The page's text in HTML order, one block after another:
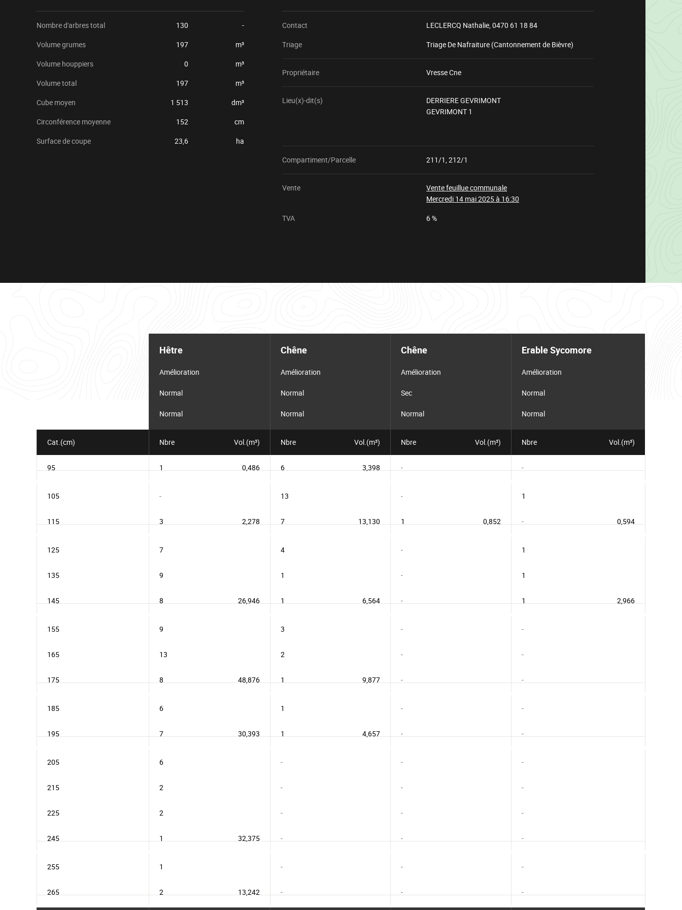
Nombre d'arbres total 130
-
Volume grumes
197
m³
Volume houppiers
0
m³
Volume total
197
m³
Cube moyen
1 513
dm³
Circonférence moyenne
152
cm
Surface de coupe
23,6 ha
Contact LECLERCQ Nathalie,0470 61 18 84
Triage
Triage De Nafraiture (Cantonnement de Bièvre)
Propriétaire Vresse Cne
Lieu(x)-dit(s)
DERRIERE GEVRIMONT
GEVRIMONT 1
Compartiment/Parcelle 211/1, 212/1
Vente
Vente feuillue communale
Mercredi 14 mai 2025 à 16:30
TVA 6 %
Hêtre Chêne Chêne Erable Sycomore
Amélioration Amélioration Amélioration Amélioration
Normal Normal Sec Normal
Normal Normal Normal Normal
Cat.(cm) Nbre Vol.(m³) Nbre Vol.(m³) Nbre Vol.(m³) Nbre Vol.(m³)
95 1 6 - -
0,486 3,398
105 - 13 - 1
115 3 7 1 -
2,278 13,130 0,852 0,594
125 7 4 - 1
135 9 1 - 1
145 8 1 - 1
26,946 6,564 2,966
155 9 3 - -
165 13 2 - -
175 8 1 - -
48,876 9,877
185 6 1 - -
195 7 1 - -
30,393 4,657
205 6 - - -
215 2 - - -
225 2 - - -
245 1 - - -
32,375
255 1 - - -
265 2 - - -
13,242